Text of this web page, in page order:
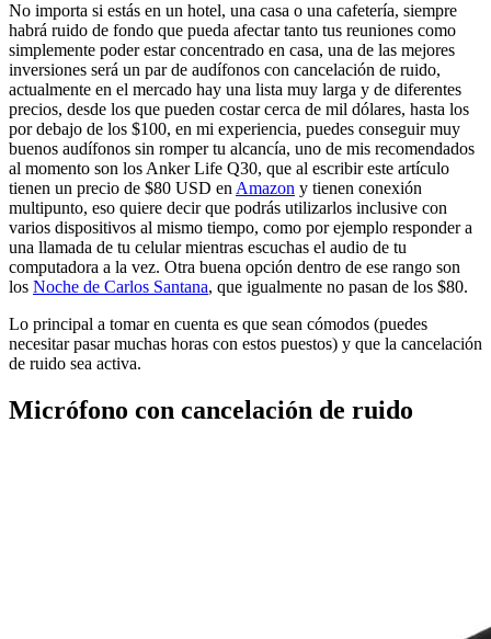
No importa si estás en un hotel, una casa o una cafetería, siempre
habrá ruido de fondo que pueda afectar tanto tus reuniones como
simplemente poder estar concentrado en casa, una de las mejores
inversiones será un par de audífonos con cancelación de ruido,
actualmente en el mercado hay una lista muy larga y de diferentes
precios, desde los que pueden costar cerca de mil dólares, hasta los
por debajo de los $100, en mi experiencia, puedes conseguir muy
buenos audífonos sin romper tu alcancía, uno de mis recomendados
al momento son los Anker Life Q30, que al escribir este artículo
tienen un precio de $80 USD enAmazon y tienen conexión
multipunto, eso quiere decir que podrás utilizarlos inclusive con
varios dispositivos al mismo tiempo, como por ejemplo responder a
una llamada de tu celular mientras escuchas el audio de tu
computadora a la vez. Otra buena opción dentro de ese rango son
los Noche de Carlos Santana, que igualmente no pasan de los $80.
Lo principal a tomar en cuenta es que sean cómodos (puedes
necesitar pasar muchas horas con estos puestos) y que la cancelación
de ruido sea activa.
Micrófono con cancelación de ruido